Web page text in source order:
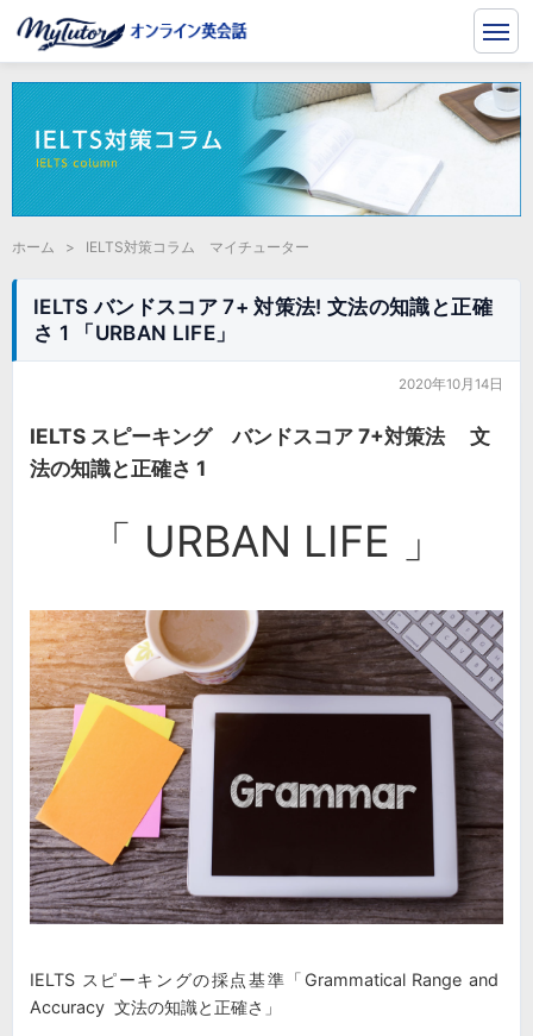
ホーム > IELTS対策コラム マイチューター
IELTS バンドスコア 7+ 対策法! 文法の知識と正確
さ 1 「URBAN LIFE」
2020年10月14日
IELTS スピーキング バンドスコア 7+対策法 文
法の知識と正確さ 1
「 URBAN LIFE 」
IELTS スピーキングの採点基準「Grammatical Range and
Accuracy 文法の知識と正確さ」